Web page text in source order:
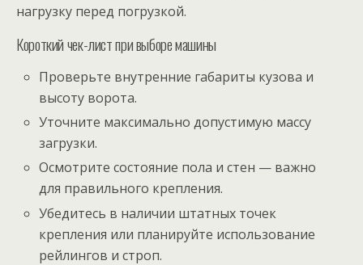
нагрузку перед погрузкой.
Короткий чек-лист при выборе машины
Проверьте внутренние габариты кузова и
высоту ворота.
Уточните максимально допустимую массу
загрузки.
Осмотрите состояние пола и стен — важно
для правильного крепления.
Убедитесь в наличии штатных точек
крепления или планируйте использование
рейлингов и строп.